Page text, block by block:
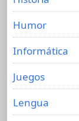
Humor
Informática
Juegos
Lengua